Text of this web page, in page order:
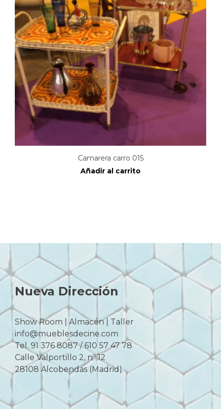
Camarera carro 015
Añadir al carrito
Nueva Dirección
Show Room | Almacén | Taller
info@mueblesdecine.com
Tel. 91 376 8087 / 610 57 47 78
Calle Valportillo 2, nº 12
28108 Alcobendas (Madrid)